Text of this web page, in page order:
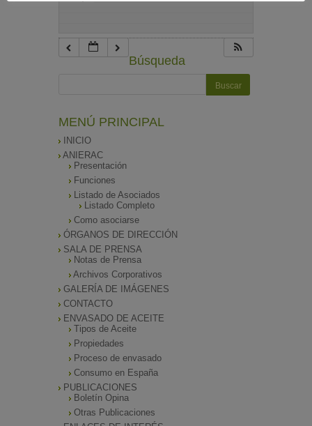
Búsqueda
MENÚ PRINCIPAL
INICIO
ANIERAC
Presentación
Funciones
Listado de Asociados
Listado Completo
Como asociarse
ÓRGANOS DE DIRECCIÓN
SALA DE PRENSA
Notas de Prensa
Archivos Corporativos
GALERÍA DE IMÁGENES
CONTACTO
ENVASADO DE ACEITE
Tipos de Aceite
Propiedades
Proceso de envasado
Consumo en España
PUBLICACIONES
Boletín Opina
Otras Publicaciones